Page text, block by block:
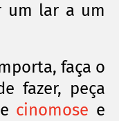
um lar a um
faça o
fazer, peça
cinomose e